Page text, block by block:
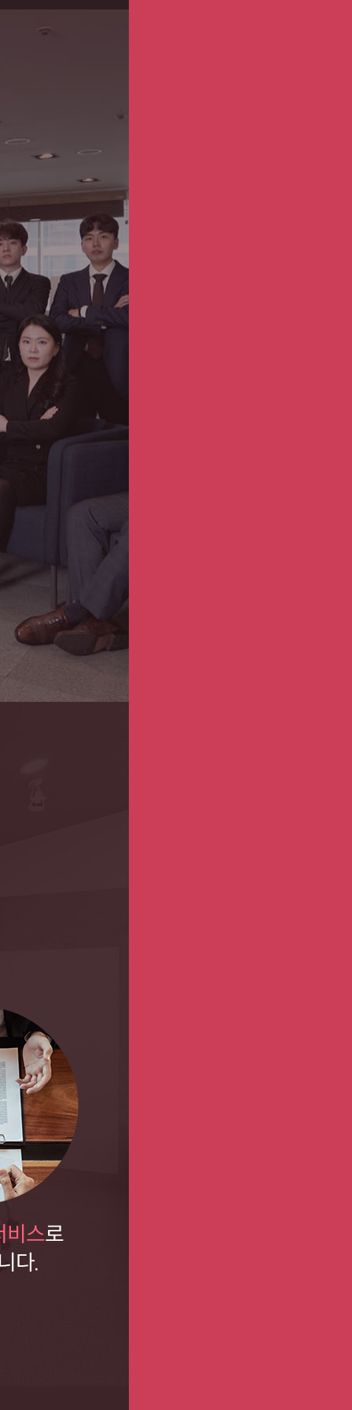
비스로
다.